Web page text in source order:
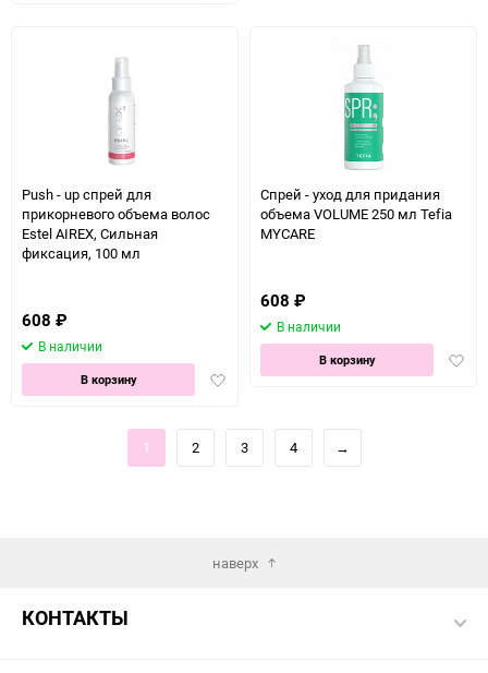
Push - up спрей для
прикорневого объема волос
Estel AIREX, Сильная
фиксация, 100 мл
608 ₽
В наличии
Добавить
В корзину
Спрей - уход для придания
объема VOLUME 250 мл Tefia
MYCARE
608 ₽
В наличии
В корзину
1 2 3 4 →
наверх
КОНТАКТЫ